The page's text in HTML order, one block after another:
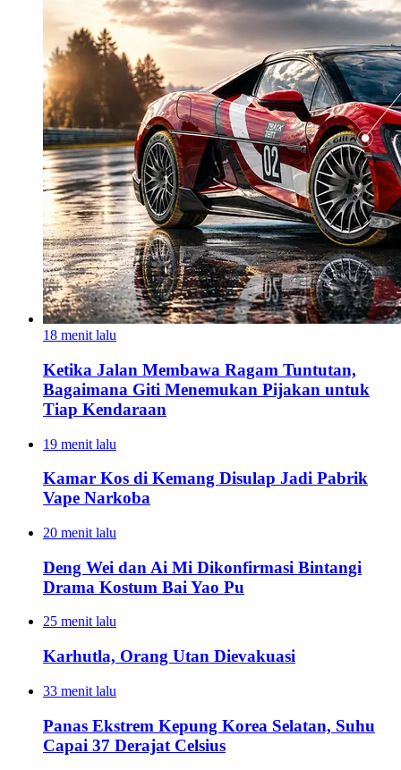
18 menit lalu
Ketika Jalan Membawa Ragam Tuntutan,
Bagaimana Giti Menemukan Pijakan untuk
Tiap Kendaraan
19 menit lalu
Kamar Kos di Kemang Disulap Jadi Pabrik
Vape Narkoba
20 menit lalu
Deng Wei dan Ai Mi Dikonfirmasi Bintangi
Drama Kostum Bai Yao Pu
25 menit lalu
Karhutla, Orang Utan Dievakuasi
33 menit lalu
Panas Ekstrem Kepung Korea Selatan, Suhu
Capai 37 Derajat Celsius